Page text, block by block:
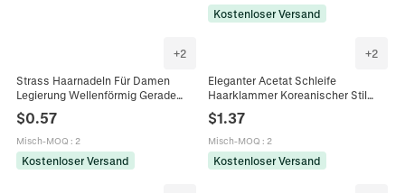
Kostenloser Versand
+2
Strass Haarnadeln Für Damen
Legierung Wellenförmig Gerade
Haarklammern Vergoldet Kristall
Seitenclips Für Tägliche
Verabredung Party Dekorativer
Haarschmuck
$0.57
Misch-MOQ : 2
Kostenloser Versand
+2
Eleganter Acetat Schleife
Haarklammer Koreanischer Stil
Entenschnabelklemme
Minimalistischer Süßer
Haarschmuck Für Damen Täglich
Dating
$1.37
Misch-MOQ : 2
Kostenloser Versand